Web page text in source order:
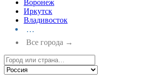
Воронеж
Иркутск
Владивосток
…
Все города →